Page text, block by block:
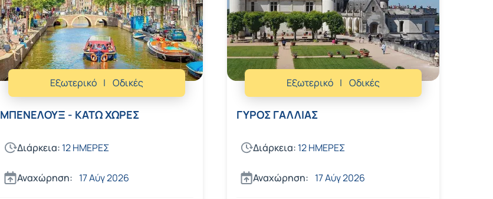
Εξωτερικό Οδικές
ΜΠΕΝΕΛΟΥΞ - ΚΑΤΩ ΧΩΡΕΣ
Διάρκεια: 12 ΗΜΕΡΕΣ
Αναχώρηση: 17 Αύγ 2026
Εξωτερικό Οδικές
ΓΥΡΟΣ ΓΑΛΛΙΑΣ
Διάρκεια: 12 ΗΜΕΡΕΣ
Αναχώρηση: 17 Αύγ 2026